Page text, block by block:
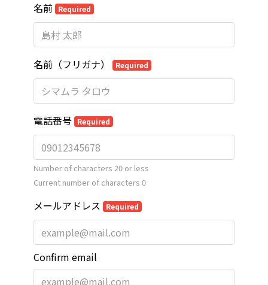
名前 Required
名前（フリガナ） Required
電話番号 Required
Number of characters 20 or less
Current number of characters 0
メールアドレス Required
Confirm email